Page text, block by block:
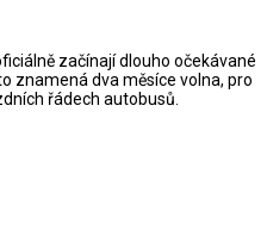
začínají dlouho očekávané
znamená dva měsíce volna, pro
řádech autobusů.